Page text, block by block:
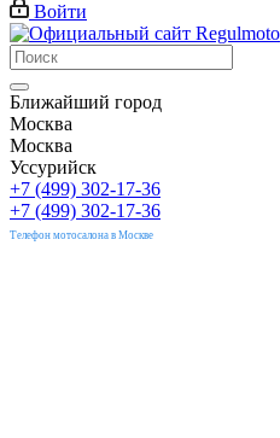
Войти
Ближайший город
Москва
Москва
Уссурийск
+7 (499) 302-17-36
+7 (499) 302-17-36
Телефон мотосалона в Москве